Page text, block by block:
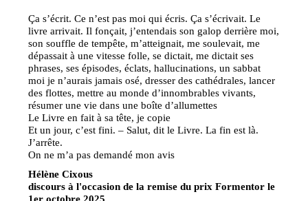
Ça s’écrit. Ce n’est pas moi qui écris. Ça s’écrivait. Le
livre arrivait. Il fonçait, j’entendais son galop derrière moi,
son souffle de tempête, m’atteignait, me soulevait, me
dépassait à une vitesse folle, se dictait, me dictait ses
phrases, ses épisodes, éclats, hallucinations, un sabbat
moi je n’aurais jamais osé, dresser des cathédrales, lancer
des flottes, mettre au monde d’innombrables vivants,
résumer une vie dans une boîte d’allumettes
Le Livre en fait à sa tête, je copie
Et un jour, c’est fini. – Salut, dit le Livre. La fin est là.
J’arrête.
On ne m’a pas demandé mon avis
Hélène Cixous
discours à l'occasion de la remise du prix Formentor le
1er octobre 2025